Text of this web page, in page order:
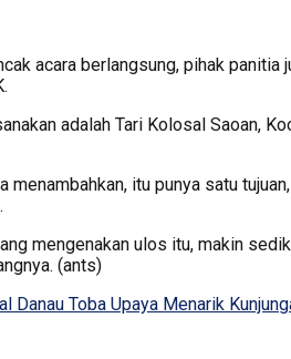
acara berlangsung, pihak
adalah Tari Kolosal Saoan,
menambahkan, itu punya satu
mengenakan ulos itu, makin
(ants)
Danau Toba Upaya Menarik